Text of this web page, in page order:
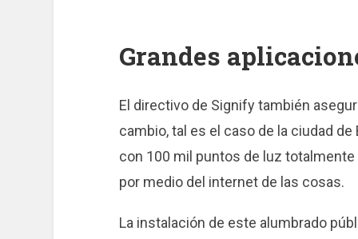
Grandes
El directivo de Signify también
cambio, tal es el caso de la ciudad
con 100 mil puntos de luz
por medio del internet de las cosas.
La instalación de este alumbrado